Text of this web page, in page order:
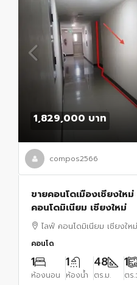
1,829,000 บาท
compos2566
ขายคอนโดเมืองเชียงให
คอนโดมิเนียม เชียงใหม่
ไลฟ์ คอนโดมิเนียม เชียงใหม่
คอนโด
1
ห้องนอน
1
ห้องน้ำ
48
ตร.ม.
1
ตร.